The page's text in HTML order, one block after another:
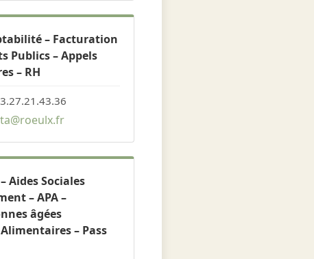
– Facturation
Publics – Appels
– RH
– Aides Sociales
– APA –
âgées
– Pass